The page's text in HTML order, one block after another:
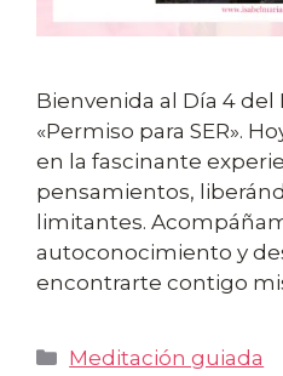
Bienvenida al Día 4
«Permiso para SER».
en la fascinante
pensamientos,
limitantes.
autoconocimiento y
encontrarte contigo
Categorías
Meditación guiada